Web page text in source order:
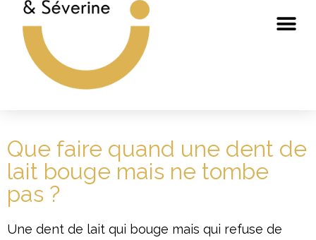
Que faire quand une dent de
lait bouge mais ne tombe
pas ?
Une dent de lait qui bouge mais qui refuse de